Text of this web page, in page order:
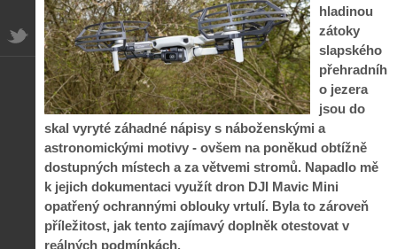
hladinou
zátoky
slapského
přehradníh
o jezera
jsou do
skal vyryté záhadné nápisy s náboženskými a
astronomickými motivy - ovšem na poněkud obtížně
dostupných místech a za větvemi stromů. Napadlo mě
k jejich dokumentaci využít dron DJI Mavic Mini
opatřený ochrannými oblouky vrtulí. Byla to zároveň
příležitost, jak tento zajímavý doplněk otestovat v
reálných podmínkách.